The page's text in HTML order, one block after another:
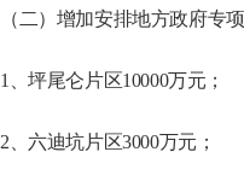
（二）增加安排地方政府专
1、坪尾仑片区10000万元；
2、六迪坑片区3000万元；